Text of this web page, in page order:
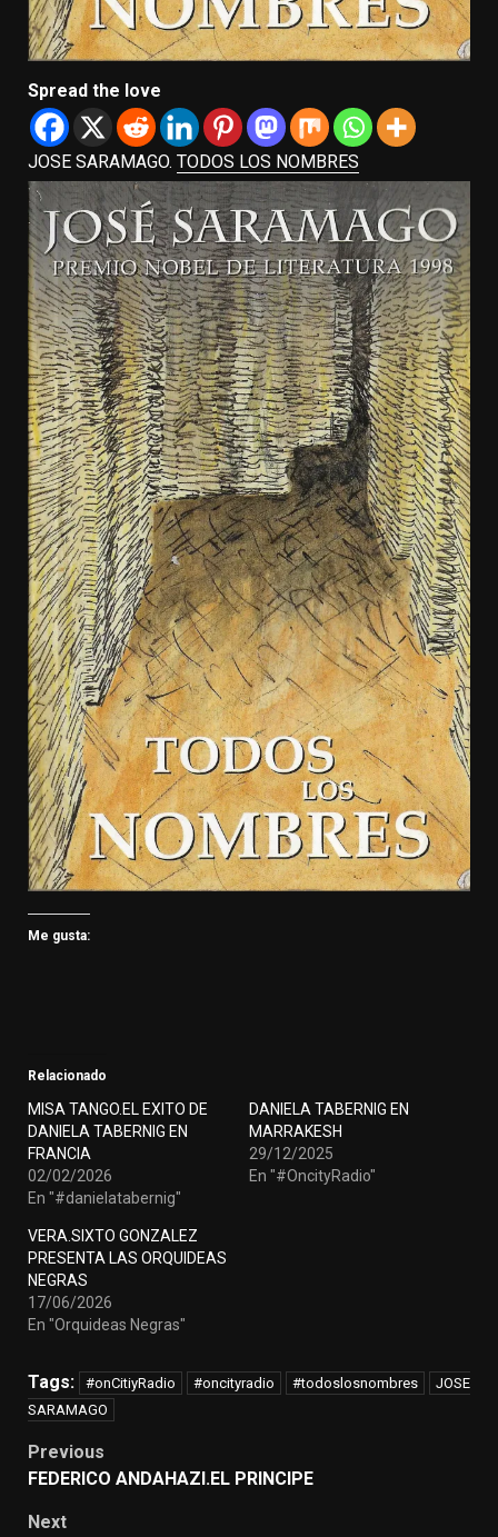
Spread the love
JOSE SARAMAGO. TODOS LOS NOMBRES
Me gusta:
Relacionado
MISA TANGO.EL EXITO DE
DANIELA TABERNIG EN
FRANCIA
02/02/2026
En "#danielatabernig"
DANIELA TABERNIG EN
MARRAKESH
29/12/2025
En "#OncityRadio"
VERA.SIXTO GONZALEZ
PRESENTA LAS ORQUIDEAS
NEGRAS
17/06/2026
En "Orquideas Negras"
Tags: #onCitiyRadio #oncityradio #todoslosnombres
JOSE
SARAMAGO
Post
navigation
Previous
FEDERICO ANDAHAZI.EL PRINCIPE
Next